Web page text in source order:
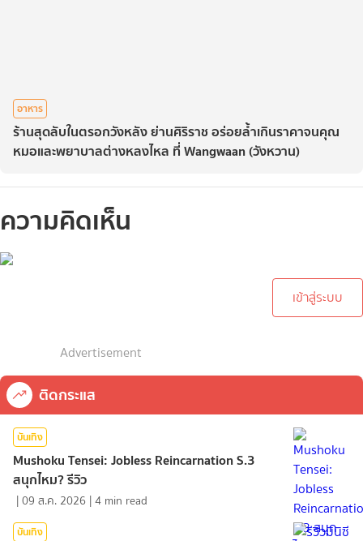
อาหาร
ร้านสุดลับในตรอกวังหลัง ย่านศิริราช อร่อยล้ำเกินราคาจนคุณ
หมอและพยาบาลต่างหลงไหล ที่ Wangwaan (วังหวาน)
ความคิดเห็น
เข้าสู่ระบบ
Advertisement
ติดกระแส
บันเทิง
Mushoku Tensei: Jobless Reincarnation S.3
สนุกไหม? รีวิว
|09 ส.ค. 2026 |4 min read
บันเทิง